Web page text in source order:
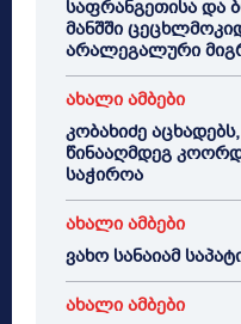
საფრანგეთისა და
მანშში
არალეგალური
ახალი ამბები
კობახიძე
წინააღმდეგ
საჭიროა
ახალი ამბები
ვახო სანაიამ
ახალი ამბები